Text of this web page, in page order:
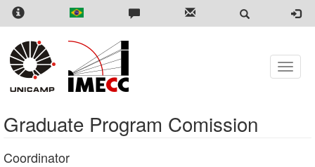
Skip
content
Toggle
Graduate Program Comission
Coordinator